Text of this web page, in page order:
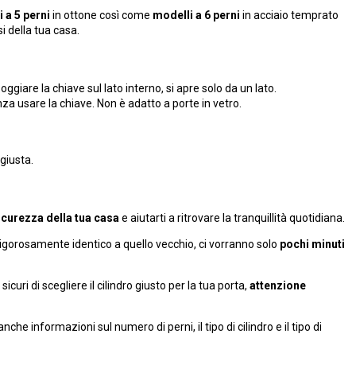
5 perni in ottone così come modelli a 6 perni in acciaio temprato
della tua casa.
la chiave sul lato interno, si apre solo da un lato.
usare la chiave. Non è adatto a porte in vetro.
della tua casa e aiutarti a ritrovare la tranquillità quotidiana.
identico a quello vecchio, ci vorranno solo pochi minuti
di scegliere il cilindro giusto per la tua porta, attenzione
informazioni sul numero di perni, il tipo di cilindro e il tipo di